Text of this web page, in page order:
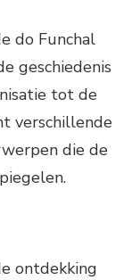
do Funchal
geschiedenis
tot de
verschillende
die de
ontdekking